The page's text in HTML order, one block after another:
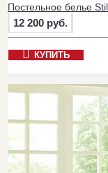
Постельное белье
12 200 руб.
КУПИТЬ